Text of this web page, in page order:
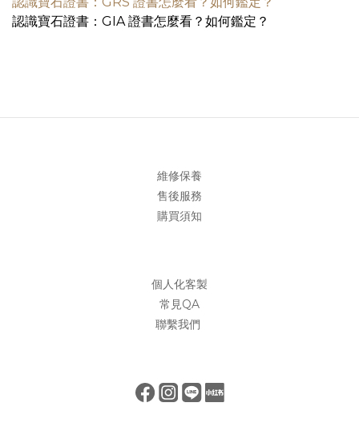
認識寶石證書：GIA 證書怎麼看？如何鑑定？
維修保養
售後服務
購買須知
個人化客製
常見QA
聯繫我們